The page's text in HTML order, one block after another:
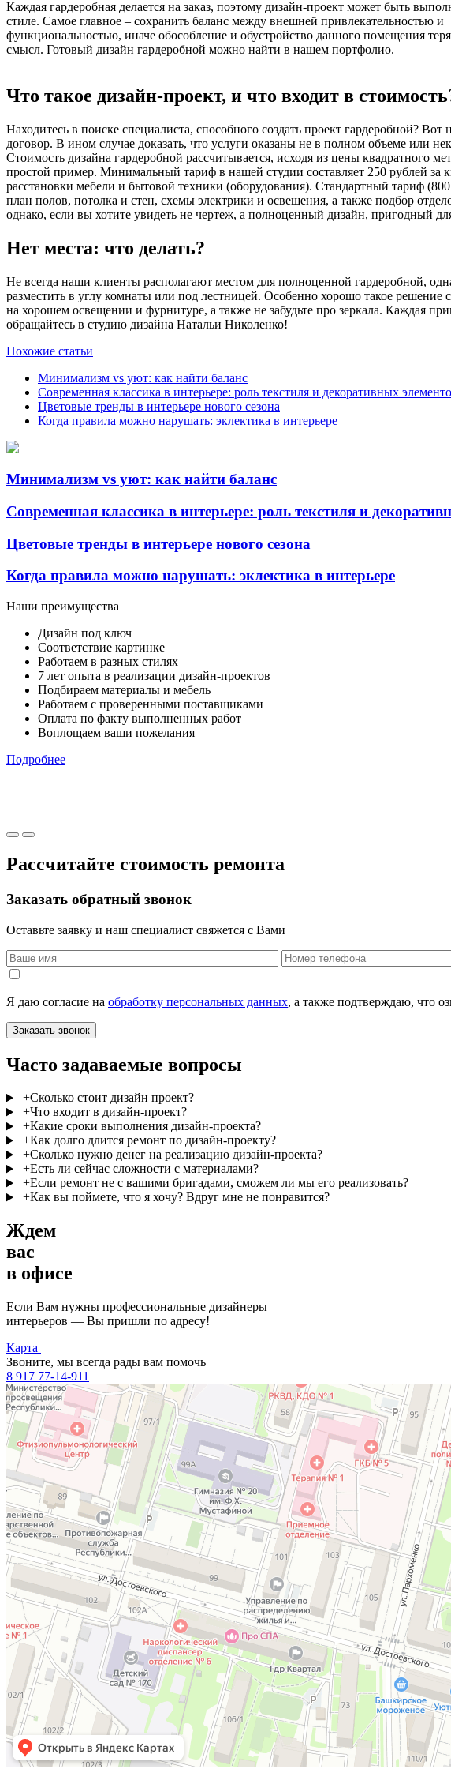
Каждая гардеробная делается на заказ, поэтому дизайн-проект может быть
стиле. Самое главное – сохранить баланс между внешней привлекательностью и
функциональностью, иначе обособление и обустройство данного помещения
смысл. Готовый дизайн гардеробной можно найти в нашем портфолио.
Что такое дизайн-проект, и что входит в
Находитесь в поиске специалиста, способного создать проект гардеробной?
договор. В ином случае доказать, что услуги оказаны не в полном объеме или
Стоимость дизайна гардеробной рассчитывается, исходя из цены
простой пример. Минимальный тариф в нашей студии составляет 250 рублей за
расстановки мебели и бытовой техники (оборудования). Стандартный тариф
план полов, потолка и стен, схемы электрики и освещения, а также подбор
однако, если вы хотите увидеть не чертеж, а полноценный дизайн, пригодный
Нет места: что делать?
Не всегда наши клиенты располагают местом для полноценной гардеробной,
разместить в углу комнаты или под лестницей. Особенно хорошо такое
на хорошем освещении и фурнитуре, а также не забудьте про зеркала. Каждая
обращайтесь в студию дизайна Натальи Николенко!
Похожие статьи
Минимализм vs уют: как найти баланс
Современная классика в интерьере: роль текстиля и декоративных
Цветовые тренды в интерьере нового сезона
Когда правила можно нарушать: эклектика в интерьере
Минимализм vs уют: как найти баланс
Современная классика в интерьере: роль текстиля и
Цветовые тренды в интерьере нового сезона
Когда правила можно нарушать: эклектика в интерьере
Наши преимущества
Дизайн под ключ
Соответствие картинке
Работаем в разных стилях
7 лет опыта в реализации дизайн-проектов
Подбираем материалы и мебель
Работаем с проверенными поставщиками
Оплата по факту выполненных работ
Воплощаем ваши пожелания
Подробнее
Рассчитайте стоимость ремонта
Заказать обратный звонок
Оставьте заявку и наш специалист свяжется с Вами
Я даю согласие на обработку персональных данных, а также подтверждаю, что
Часто задаваемые вопросы
+Сколько стоит дизайн проект?
+Что входит в дизайн-проект?
+Какие сроки выполнения дизайн-проекта?
+Как долго длится ремонт по дизайн-проекту?
+Сколько нужно денег на реализацию дизайн-проекта?
+Есть ли сейчас сложности с материалами?
+Если ремонт не с вашими бригадами, сможем ли мы его реализовать?
+Как вы поймете, что я хочу? Вдруг мне не понравится?
Ждем
вас
в офисе
Если Вам нужны профессиональные дизайнеры
интерьеров — Вы пришли по адресу!
Карта
Звоните, мы всегда рады вам помочь
8 917 77-14-911